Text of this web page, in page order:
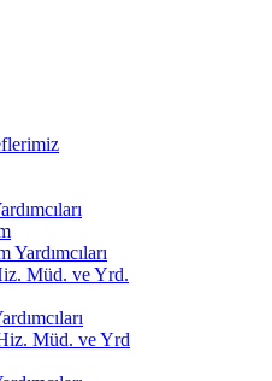
Yardımcıları
Müd. ve Yrd.
Müd. ve Yrd